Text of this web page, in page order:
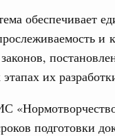
обеспечивает
и
их
подготовки
заседание
образование